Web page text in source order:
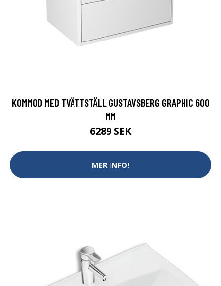
KOMMOD MED TVÄTTSTÄLL GUSTAVSBERG GRAPHIC 600
MM
6289 SEK
MER INFO!